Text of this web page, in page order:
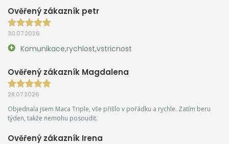
Ověřený zákazník petr
30.07.2026
Komunikace,rychlost,vstricnost
Ověřený zákazník Magdalena
28.07.2026
Objednala jsem Maca Triple, vše přišlo v pořádku a rychle. Zatím beru
týden, takže nemohu posoudit.
Ověřený zákazník Irena